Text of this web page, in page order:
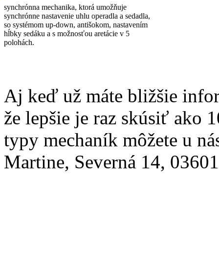
synchrónna mechanika, ktorá umožňuje
synchrónne nastavenie uhlu operadla a sedadla,
so systémom up-down, antišokom, nastavením
hĺbky sedáku a s možnosťou aretácie v 5
polohách.
Aj keď už máte bližšie
že lepšie je raz skúsiť ako
typy mechaník môžete u
Martine, Severná 14,